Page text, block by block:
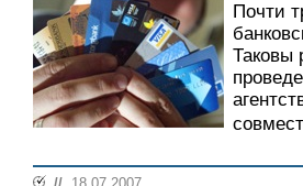
Почти
Таковы